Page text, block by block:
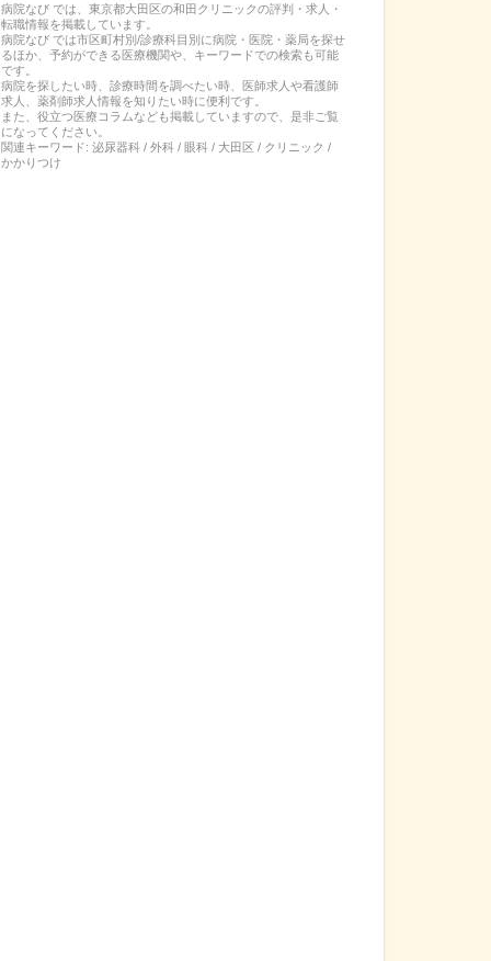
病院なび では、 東京都大田区の和田クリニックの評判・求人・
転職情報を掲載しています。
病院なび では市区町村別/診療科目別に病院・医院・薬局を探せ
るほか、予約ができる医療機関や、キーワードでの検索も可能
です。
病院を探したい時、診療時間を調べたい時、医師求人や看護師
求人、薬剤師求人情報を知りたい時に便利です。
また、役立つ医療コラムなども掲載していますので、是非ご覧
になってください。
関連キーワード: 泌尿器科 / 外科 / 眼科 / 大田区 / クリニック /
かかりつけ